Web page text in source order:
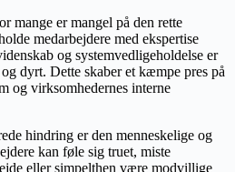
mange er mangel på den rette
medarbejdere med ekspertise
og systemvedligeholdelse er
dyrt. Dette skaber et kæmpe pres på
og virksomhedernes interne
hindring er den menneskelige og
kan føle sig truet, miste
eller simpelthen være modvillige